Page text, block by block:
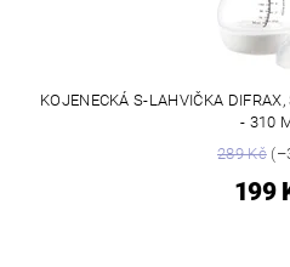
KOJENECKÁ S-LAHVIČKA
- 310
289 Kč
199